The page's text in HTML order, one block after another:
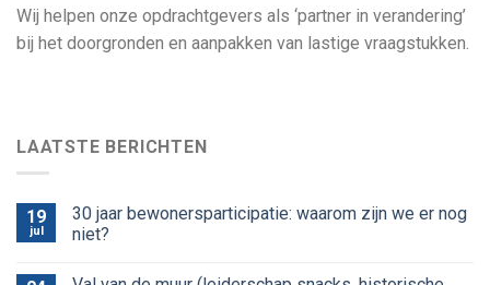
Wij helpen onze opdrachtgevers als ‘partner in verandering’
bij het doorgronden en aanpakken van lastige vraagstukken.
LAATSTE BERICHTEN
19
jul
30 jaar bewonersparticipatie: waarom zijn we er nog
niet?